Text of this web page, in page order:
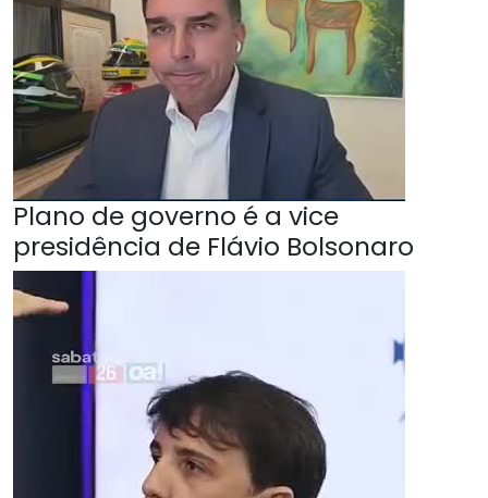
Plano de governo é a vice
presidência de Flávio Bolsonaro